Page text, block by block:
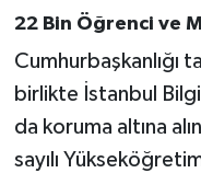
22 Bin Öğrenci ve
Cumhurbaşkanlığı
birlikte İstanbul Bilgi
da koruma altına
sayılı